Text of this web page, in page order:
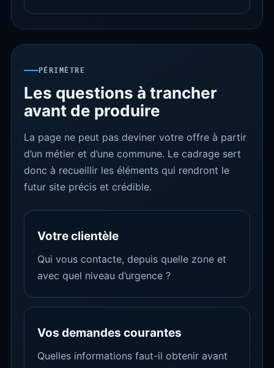
PÉRIMÈTRE
Les questions à trancher
avant de produire
La page ne peut pas deviner votre offre à partir
d’un métier et d’une commune. Le cadrage sert
donc à recueillir les éléments qui rendront le
futur site précis et crédible.
Votre clientèle
Qui vous contacte, depuis quelle zone et
avec quel niveau d’urgence ?
Vos demandes courantes
Quelles informations faut-il obtenir avant